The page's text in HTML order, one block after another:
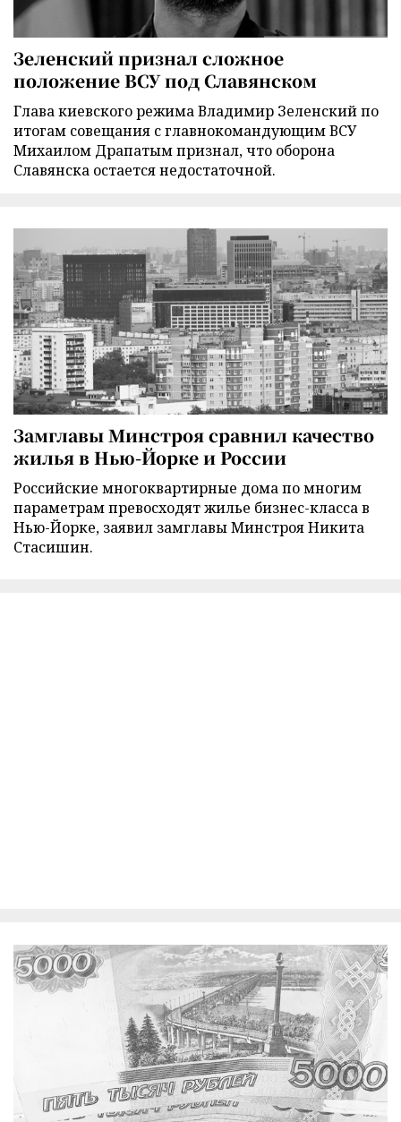
Зеленский признал сложное
положение ВСУ под Славянском
Глава киевского режима Владимир Зеленский по
итогам совещания с главнокомандующим ВСУ
Михаилом Драпатым признал, что оборона
Славянска остается недостаточной.
Замглавы Минстроя сравнил качество
жилья в Нью-Йорке и России
Российские многоквартирные дома по многим
параметрам превосходят жилье бизнес-класса в
Нью-Йорке, заявил замглавы Минстроя Никита
Стасишин.